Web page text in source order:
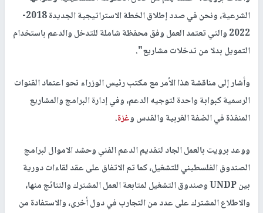
الشرعية، ونحن في صدد إطلاق الخطة الاستراتيجية الجديدة 2018-
2022 والتي تعتمد العمل وفق محفظة شاملة للتدخل والدعم باستخدام
التمويل بدلا من تدخلات مشاريع".
وأشار إلى مناقشة هذا الأمر مع مكتب رئيس الوزراء نحو اعتماد القنوات
الرسمية كبوابة واحدة لتوجيه الدعم، وفي إدارة البرامج والمشاريع
المنفذة في الضفة الغربية والقدس وغزة.
ووعد برويت بالعمل الجاد لتقديم الدعم الفني وحشد الاموال لبرامج
الصندوق الفلسطيني للتشغيل، كما تم الاتفاق على عقد لقاءات دورية
بين UNDP وصندوق التشغيل لمتابعة العمل المشترك والنتائج منها،
والاطلاع المشترك على عدد من التجارب في دول أخرى، والاستفادة من